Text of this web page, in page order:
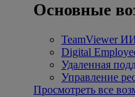
Основные
TeamViewer
Digital
Удаленная
Управление
Просмотреть все